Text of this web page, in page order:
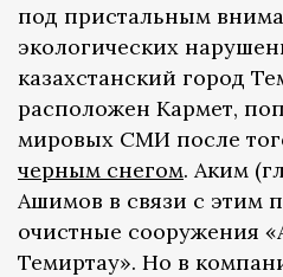
под пристальным
экологических
казахстанский город
расположен Кармет,
мировых СМИ после
черным снегом. Аким
Ашимов в связи с этим
очистные сооружения
Темиртау». Но в